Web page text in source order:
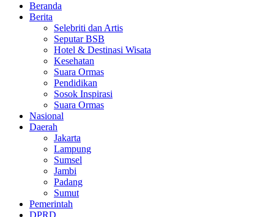
Beranda
Berita
Selebriti dan Artis
Seputar BSB
Hotel & Destinasi Wisata
Kesehatan
Suara Ormas
Pendidikan
Sosok Inspirasi
Suara Ormas
Nasional
Daerah
Jakarta
Lampung
Sumsel
Jambi
Padang
Sumut
Pemerintah
DPRD